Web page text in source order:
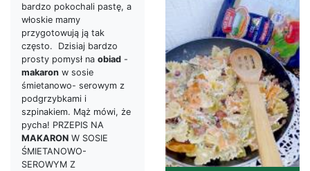
bardzo pokochali pastę, a
włoskie mamy
przygotowują ją tak
często. Dzisiaj bardzo
prosty pomysł na obiad -
makaron w sosie
śmietanowo- serowym z
podgrzybkami i
szpinakiem. Mąż mówi, że
pycha! PRZEPIS NA
MAKARON W SOSIE
ŚMIETANOWO-
SEROWYM Z